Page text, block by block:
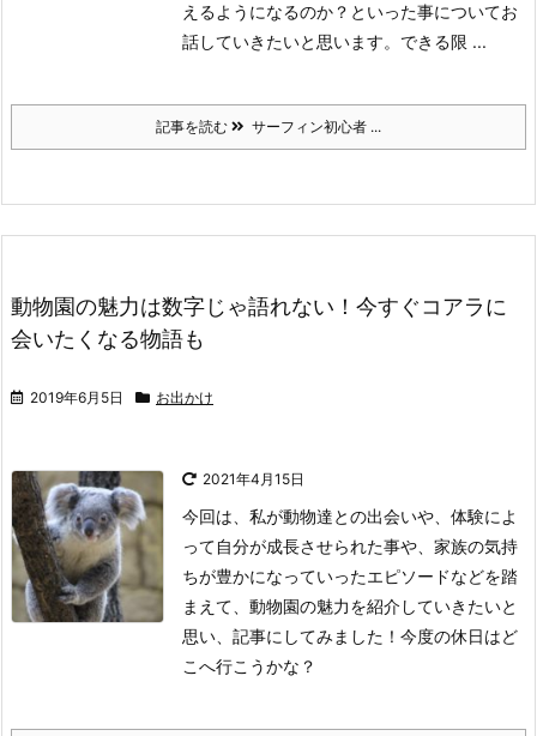
えるようになるのか？といった事についてお
話していきたいと思います。できる限 ...
記事を読む サーフィン初心者 ...
動物園の魅力は数字じゃ語れない！今すぐコアラに
会いたくなる物語も
2019年6月5日 お出かけ
2021年4月15日
今回は、私が動物達との出会いや、体験によ
って自分が成長させられた事や、家族の気持
ちが豊かになっていったエピソードなどを踏
まえて、動物園の魅力を紹介していきたいと
思い、記事にしてみました！ 今度の休日はど
こへ行こうかな？